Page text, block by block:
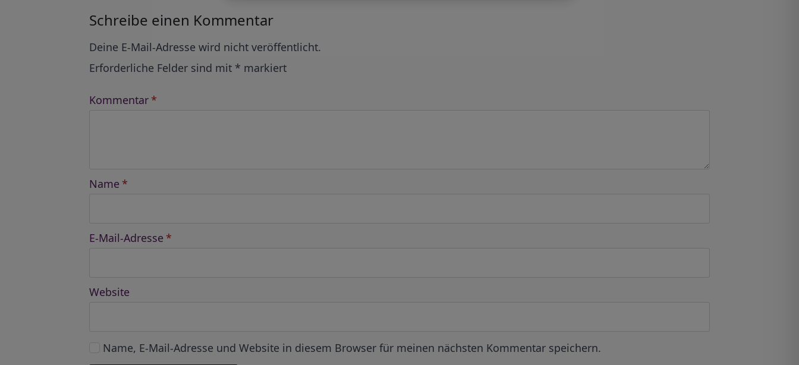
Schreibe einen Kommentar
Deine E-Mail-Adresse wird nicht veröffentlicht.
Erforderliche Felder sind mit * markiert
Kommentar *
Name *
E-Mail-Adresse *
Website
Name, E-Mail-Adresse und Website in diesem Browser für meinen nächsten Kommentar speichern.